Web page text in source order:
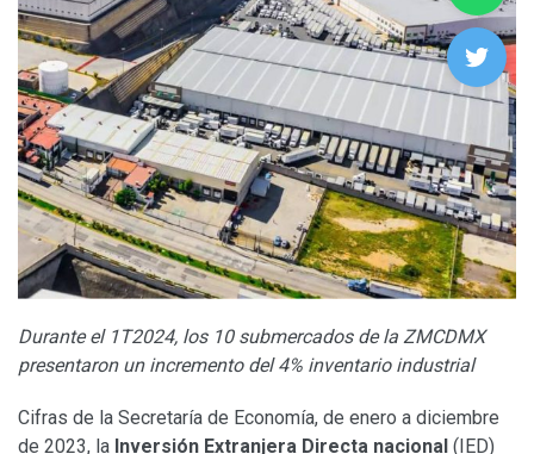
Durante el 1T2024, los 10 submercados de la ZMCDMX
presentaron un incremento del 4% inventario industrial
Cifras de la Secretaría de Economía, de enero a diciembre
de 2023, la Inversión Extranjera Directa nacional (IED)